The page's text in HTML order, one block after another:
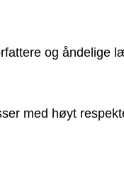
og åndelige
med høyt